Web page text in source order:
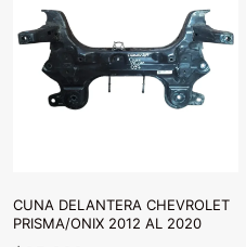
CUNA DELANTERA CHEVROLET
PRISMA/ONIX 2012 AL 2020